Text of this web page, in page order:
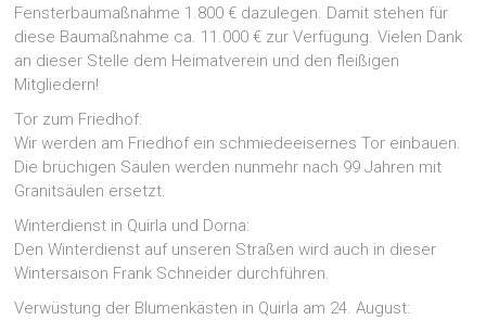
Fensterbaumaßnahme 1.800 € dazulegen. Damit stehen für
diese Baumaßnahme ca. 11.000 € zur Verfügung. Vielen Dank
an dieser Stelle dem Heimatverein und den fleißigen
Mitgliedern!
Tor zum Friedhof:
Wir werden am Friedhof ein schmiedeeisernes Tor einbauen.
Die brüchigen Säulen werden nunmehr nach 99 Jahren mit
Granitsäulen ersetzt.
Winterdienst in Quirla und Dorna:
Den Winterdienst auf unseren Straßen wird auch in dieser
Wintersaison Frank Schneider durchführen.
Verwüstung der Blumenkästen in Quirla am 24. August: